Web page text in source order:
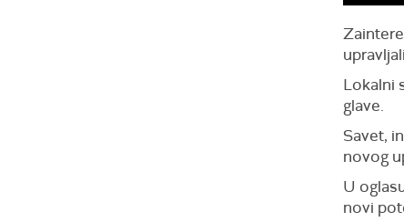
Lokalni
glave.
Savet,
novog
U
novi